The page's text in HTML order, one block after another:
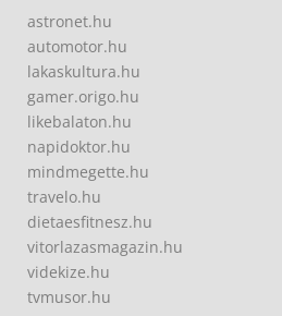
astronet.hu
automotor.hu
lakaskultura.hu
gamer.origo.hu
likebalaton.hu
napidoktor.hu
mindmegette.hu
travelo.hu
dietaesfitnesz.hu
vitorlazasmagazin.hu
videkize.hu
tvmusor.hu